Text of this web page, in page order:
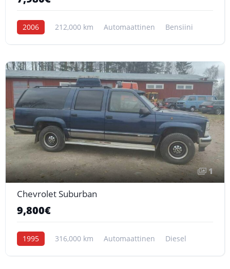
2006 212,000 km Automaattinen Bensiini
1
Chevrolet Suburban
9,800€
1995 316,000 km Automaattinen Diesel